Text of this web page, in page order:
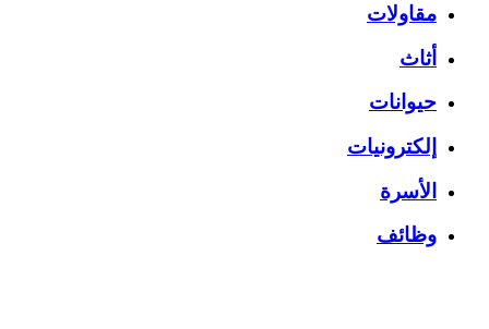
مقاولات
أثاث
حيوانات
إلكترونيات
الأسرة
وظائف